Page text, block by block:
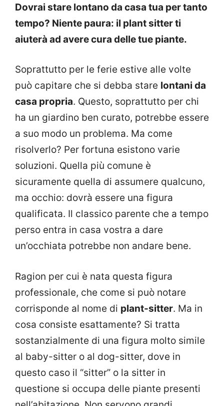
Dovrai stare lontano da casa tua per tanto
tempo? Niente paura: il plant sitter ti
aiuterà ad avere cura delle tue piante.
Soprattutto per le ferie estive alle volte
può capitare che si debba stare lontani da
casa propria. Questo, soprattutto per chi
ha un giardino ben curato, potrebbe essere
a suo modo un problema. Ma come
risolverlo? Per fortuna esistono varie
soluzioni. Quella più comune è
sicuramente quella di assumere qualcuno,
ma occhio: dovrà essere una figura
qualificata. Il classico parente che a tempo
perso entra in casa vostra a dare
un’occhiata potrebbe non andare bene.
Ragion per cui è nata questa figura
professionale, che come si può notare
corrisponde al nome di plant-sitter. Ma in
cosa consiste esattamente? Si tratta
sostanzialmente di una figura molto simile
al baby-sitter o al dog-sitter, dove in
questo caso il “sitter” o la sitter in
questione si occupa delle piante presenti